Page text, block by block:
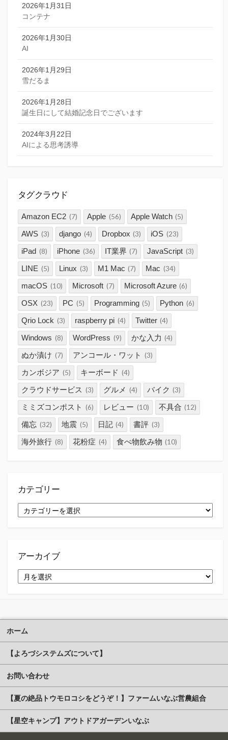
2026年1月31日
コンテナ
2026年1月30日
AI
2026年1月29日
雪だるま
2026年1月28日
誕生日にして結婚記念日でございます
2024年3月22日
AIによる思考誘導
タグクラウド
Amazon EC2 (7) Apple (56) Apple Watch (5)
AWS (3) django (4) Dropbox (3) iOS (23)
iPad (8) iPhone (36) IT業界 (7) JavaScript (3)
LINE (5) Linux (3) M1 Mac (7) Mac (34)
macOS (10) Microsoft (7) Microsoft Azure (6)
OSX (23) PC (5) Programming (5) Python (6)
Qrio Lock (3) raspberry pi (4) Twitter (4)
Windows (8) WordPress (9) かな入力 (4)
ぬか漬け (7) アンコール・ワット (3)
カンボジア (5) キーボード (4)
クラウドサービス (3) グルメ (4) バイク (3)
ミミズコンポスト (6) レビュー (10) 不具合 (12)
備忘 (32) 地震 (5) 日記 (4) 書評 (3)
海外旅行 (8) 花粉症 (4) 食べ物飲み物 (10)
カテゴリー
テ
アーカイブ
ー
ホーム
【よろづシステムズについて】
お問い合わせ
【夏の絶品トウモロコシをどうぞ！】ファームいなぶ営農組合
【星空キャンプ】アウトドアガーデンいなぶ